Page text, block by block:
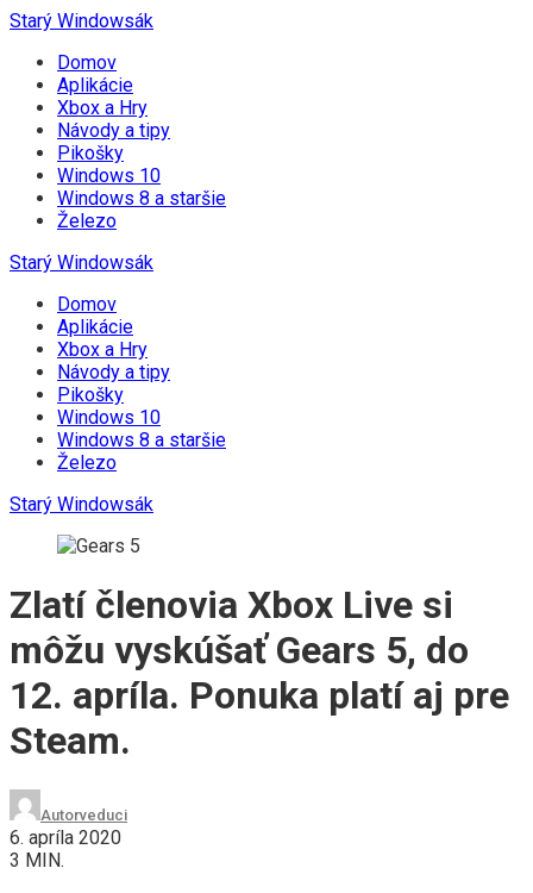
Starý Windowsák
Domov
Aplikácie
Xbox a Hry
Návody a tipy
Pikošky
Windows 10
Windows 8 a staršie
Železo
Starý Windowsák
Domov
Aplikácie
Xbox a Hry
Návody a tipy
Pikošky
Windows 10
Windows 8 a staršie
Železo
Starý Windowsák
Zlatí členovia Xbox Live si
môžu vyskúšať Gears 5, do
12. apríla. Ponuka platí aj pre
Steam.
Autorveduci
6. apríla 2020
3 MIN.